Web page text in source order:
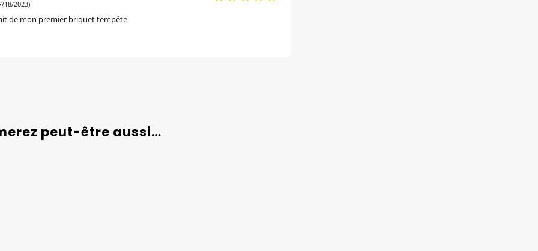
18/2023)
de mon premier briquet tempête
peut-être aussi…